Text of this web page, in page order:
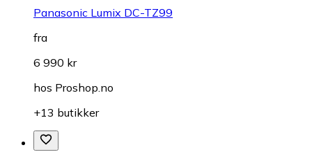
Panasonic Lumix DC-TZ99
fra
6 990 kr
hos Proshop.no
+13 butikker